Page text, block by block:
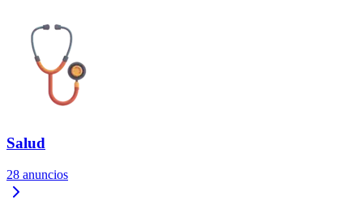
Salud
28 anuncios